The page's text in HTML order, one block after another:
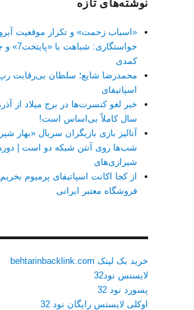
نوشته‌های تازه
«اسباب زحمت» و تکرار موقعیت
خواستگاری:
کمدی
محمدرضا شایع؛ سلطان بی‌رقابت
اسپاتیفای
خبر لغو کنسرت‌ها در برج میلاد از
سال کاملاً بی‌اساس است!
آنالیز بازی بازیگران سریال «بهار
شب‌ها روی آنتن شبکه دو است |
شیرازی‌های
فروشگاه معتبر ایرانی
خرید بک لینک behtarinbacklink.com
لایسنس نود32
پسورد نود 32
اوکلی لایسنس رایگان نود 32